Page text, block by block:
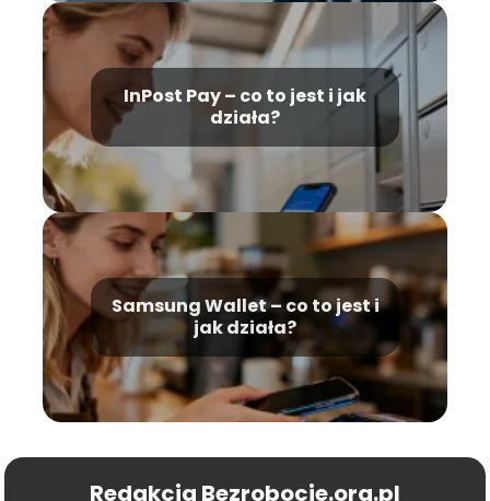
InPost Pay – co to jest i jak
działa?
Samsung Wallet – co to jest i
jak działa?
Redakcja Bezrobocie.org.pl